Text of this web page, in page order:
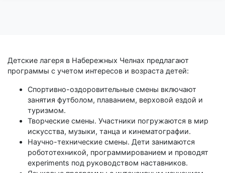
Детские лагеря в Набережных Челнах предлагают
программы с учетом интересов и возраста детей:
Спортивно-оздоровительные смены включают
занятия футболом, плаванием, верховой ездой и
туризмом.
Творческие смены. Участники погружаются в мир
искусства, музыки, танца и кинематографии.
Научно-технические смены. Дети занимаются
робототехникой, программированием и проводят
experiments под руководством наставников.